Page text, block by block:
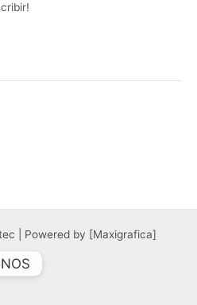
| Powered by [Maxigrafica]